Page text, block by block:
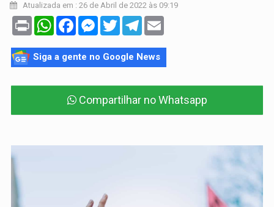
Atualizada em : 26 de Abril de 2022 às 09:19
Print WhatsAppFacebookMessenger
TwitterTelegram
Siga a gente no Google News
Compartilhar no Whatsapp